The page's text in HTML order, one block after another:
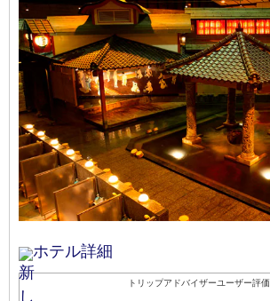
ホテル詳細
トリップアドバイザーユーザー評価